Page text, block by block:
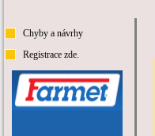
Chyby a návrhy
Registrace zde.